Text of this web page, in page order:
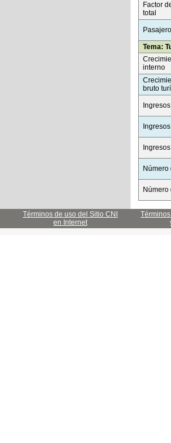
Factor
total
Tema:
interno
bruto
Términos de uso del Sitio CNI
en Internet